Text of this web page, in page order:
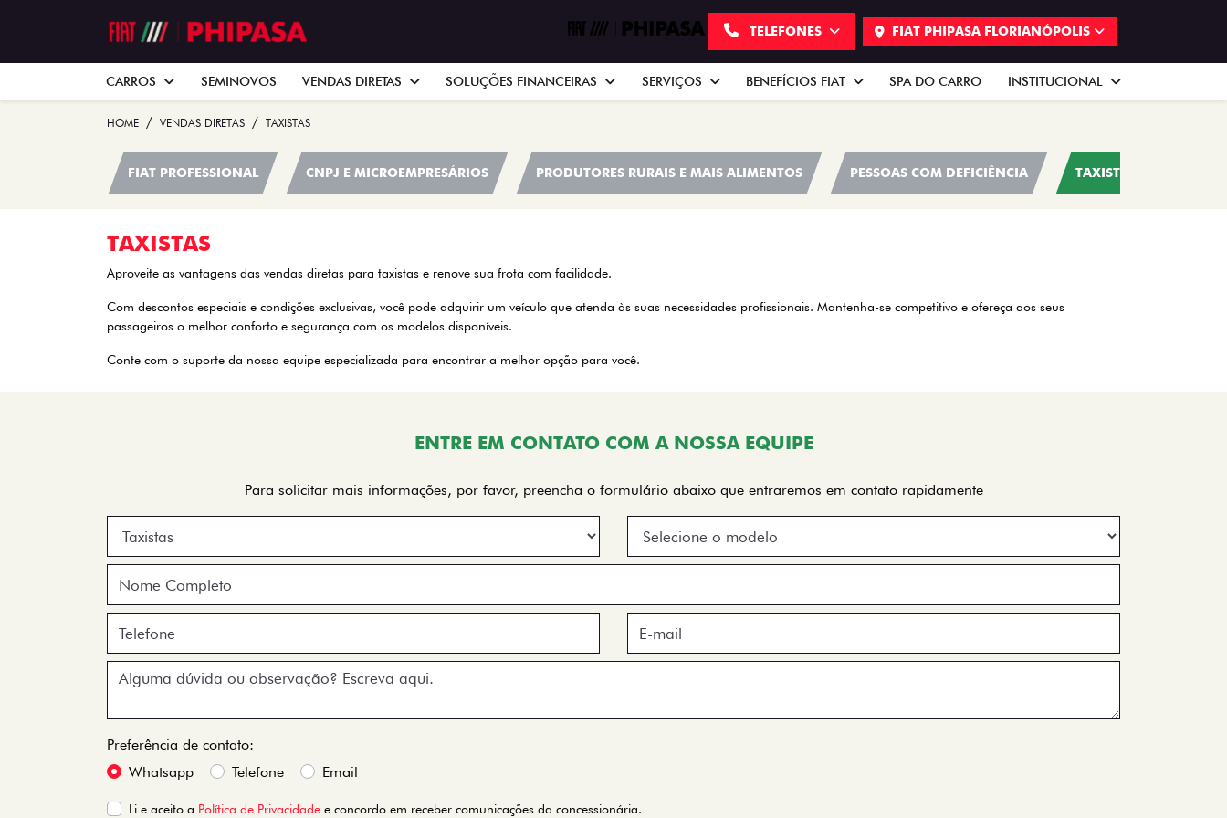
TELEFONES FIAT PHIPASA FLORIANÓPOLIS
CARROS SEMINOVOS VENDAS DIRETAS SOLUÇÕES FINANCEIRAS SERVIÇOS BENEFÍCIOS FIAT SPA DO CARRO INSTITUCIONAL
HOME VENDAS DIRETAS TAXISTAS
FIAT PROFESSIONAL CNPJ E MICROEMPRESÁRIOS PRODUTORES RURAIS E MAIS ALIMENTOS PESSOAS COM DEFICIÊNCIA TAXISTAS
TAXISTAS
Aproveite as vantagens das vendas diretas para taxistas e renove sua frota com facilidade.
Com descontos especiais e condições exclusivas, você pode adquirir um veículo que atenda às suas necessidades profissionais. Mantenha-se competitivo e ofereça aos seus
passageiros o melhor conforto e segurança com os modelos disponíveis.
Conte com o suporte da nossa equipe especializada para encontrar a melhor opção para você.
ENTRE EM CONTATO COM A NOSSA EQUIPE
Para solicitar mais informações, por favor, preencha o formulário abaixo que entraremos em contato rapidamente
Preferência de contato:
Whatsapp
Telefone Email
Li e aceito a Política de Privacidade e concordo em receber comunicações da concessionária.